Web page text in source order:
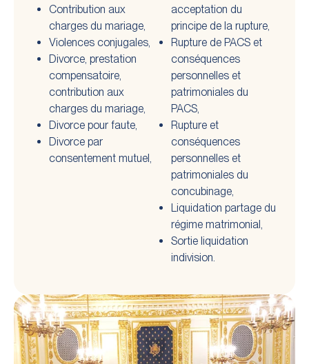
Contribution aux
charges du mariage,
Violences conjugales,
Divorce, prestation
compensatoire,
contribution aux
charges du mariage,
Divorce pour faute,
Divorce par
consentement mutuel,
acceptation du
principe de la rupture,
Rupture de PACS et
conséquences
personnelles et
patrimoniales du
PACS,
Rupture et
conséquences
personnelles et
patrimoniales du
concubinage,
Liquidation partage du
régime matrimonial,
Sortie liquidation
indivision.